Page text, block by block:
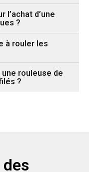
l’achat d’une
?
à rouler les
rouleuse de
?